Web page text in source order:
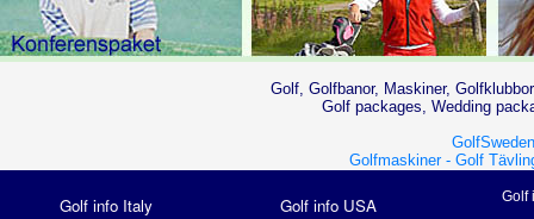
Golf, Golfbanor, Maskiner,
Golf packages, Wedding
Golfmaskiner - Golf
Golf info Italy Golf info USA Golf